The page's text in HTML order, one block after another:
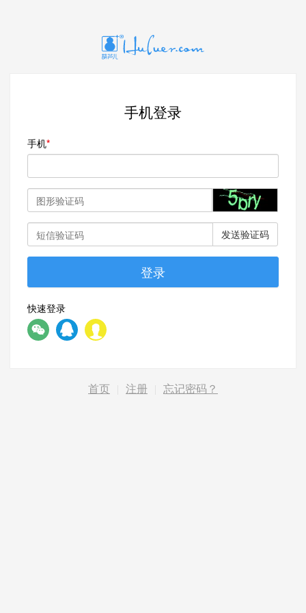
手机登录
手机
发送验证码
登录
快速登录
首页 注册 忘记密码？